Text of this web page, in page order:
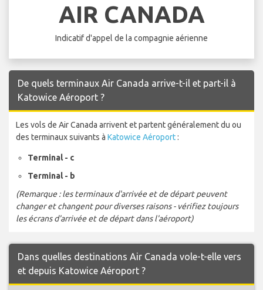
AIR CANADA
Indicatif d'appel de la compagnie aérienne
De quels terminaux Air Canada arrive-t-il et part-il à
Katowice Aéroport ?
Les vols de Air Canada arrivent et partent généralement du ou
des terminaux suivants à Katowice Aéroport:
Terminal - c
Terminal - b
(Remarque : les terminaux d'arrivée et de départ peuvent
changer et changent pour diverses raisons - vérifiez toujours
les écrans d'arrivée et de départ dans l'aéroport)
Dans quelles destinations Air Canada vole-t-elle vers
et depuis Katowice Aéroport ?